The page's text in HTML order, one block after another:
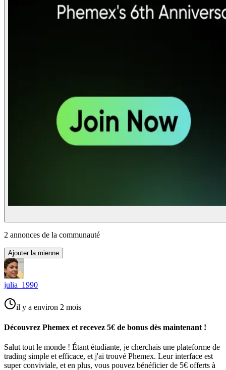
2 annonces de la communauté
Ajouter la mienne
julia_1990
il y a environ 2 mois
Découvrez Phemex et recevez 5€ de bonus dès maintenant !
Salut tout le monde ! Étant étudiante, je cherchais une plateforme de
trading simple et efficace, et j'ai trouvé Phemex. Leur interface est
super conviviale, et en plus, vous pouvez bénéficier de 5€ offerts à